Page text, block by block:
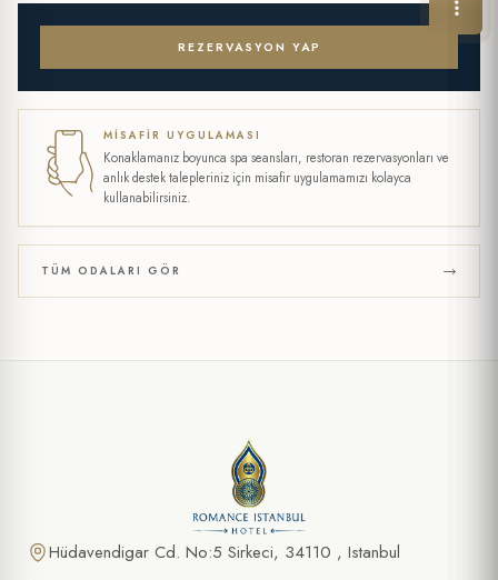
REZERVASYON YAP
MISAFIR UYGULAMASI
Konaklamanız boyunca spa seansları, restoran rezervasyonları ve
anlık destek talepleriniz için misafir uygulamamızı kolayca
kullanabilirsiniz.
TÜM ODALARI GÖR
Hüdavendigar Cd. No:5 Sirkeci, 34110 , Istanbul